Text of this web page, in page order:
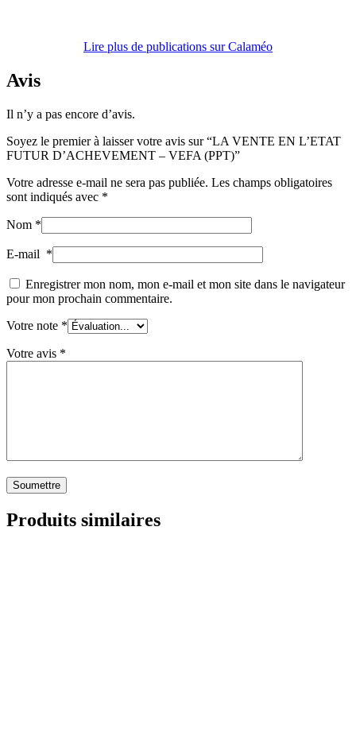
Lire plus de publications sur Calaméo
Avis
Il n’y a pas encore d’avis.
Soyez le premier à laisser votre avis sur “LA VENTE EN L’ETAT
FUTUR D’ACHEVEMENT – VEFA (PPT)”
Votre adresse e-mail ne sera pas publiée. Les champs obligatoires
sont indiqués avec *
Nom *
E-mail *
Enregistrer mon nom, mon e-mail et mon site dans le navigateur
pour mon prochain commentaire.
Votre note *
Votre avis *
Produits similaires